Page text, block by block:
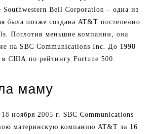
Bell Corporation – одна из
была позже создана AT&T постепенно
Поглотив меньшие компании, она
на SBC Communications Inc. До 1998
в США по рейтингу Fortune 500.
маму
ноября 2005 г. SBC Communications
материнскую компанию AT&T за 16